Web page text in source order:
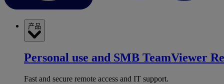
产品
Personal use and SMB TeamViewer
Fast and secure remote access and IT support.